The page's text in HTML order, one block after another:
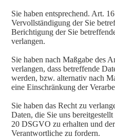
Sie haben entsprechend. Art.
Vervollständigung der Sie
Berichtigung der Sie
verlangen.
Sie haben nach Maßgabe des
verlangen, dass betreffende
werden, bzw. alternativ nach
eine Einschränkung der
Sie haben das Recht zu
Daten, die Sie uns
20 DSGVO zu erhalten und
Verantwortliche zu fordern.